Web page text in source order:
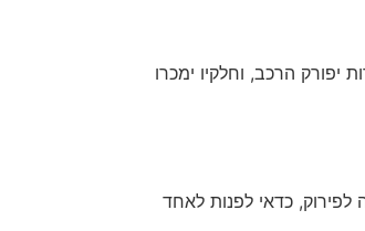
הרכב, וחלקיו ימכרו
כדאי לפנות לאחד